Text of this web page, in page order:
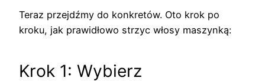
Teraz przejdźmy do konkretów. Oto krok po
kroku, jak prawidłowo strzyc włosy maszynką:
Krok 1: Wybierz